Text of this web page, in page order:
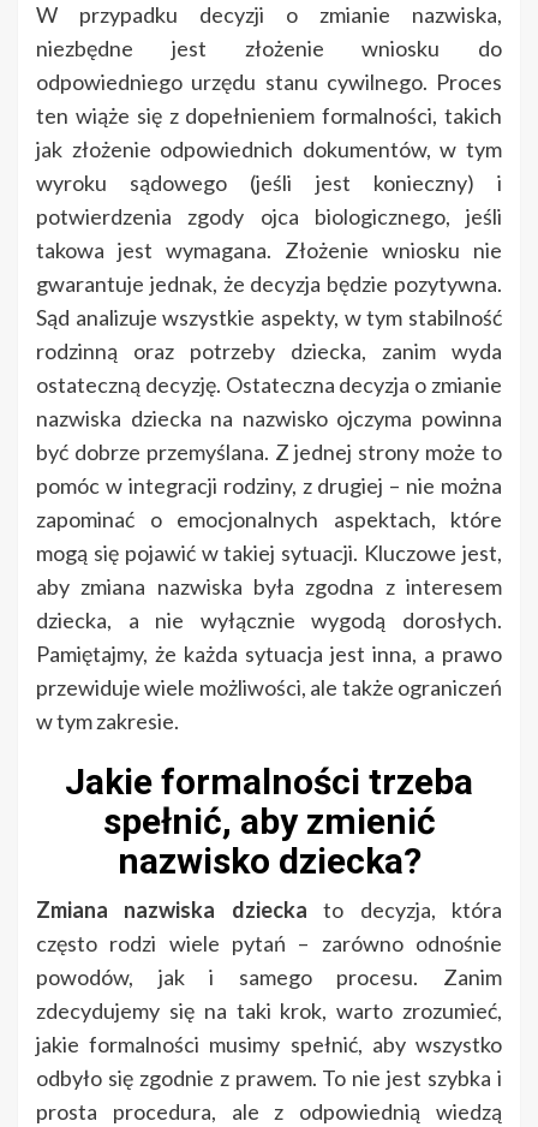
W przypadku decyzji o zmianie nazwiska,
niezbędne jest złożenie wniosku do
odpowiedniego urzędu stanu cywilnego. Proces
ten wiąże się z dopełnieniem formalności, takich
jak złożenie odpowiednich dokumentów, w tym
wyroku sądowego (jeśli jest konieczny) i
potwierdzenia zgody ojca biologicznego, jeśli
takowa jest wymagana. Złożenie wniosku nie
gwarantuje jednak, że decyzja będzie pozytywna.
Sąd analizuje wszystkie aspekty, w tym stabilność
rodzinną oraz potrzeby dziecka, zanim wyda
ostateczną decyzję. Ostateczna decyzja o zmianie
nazwiska dziecka na nazwisko ojczyma powinna
być dobrze przemyślana. Z jednej strony może to
pomóc w integracji rodziny, z drugiej – nie można
zapominać o emocjonalnych aspektach, które
mogą się pojawić w takiej sytuacji. Kluczowe jest,
aby zmiana nazwiska była zgodna z interesem
dziecka, a nie wyłącznie wygodą dorosłych.
Pamiętajmy, że każda sytuacja jest inna, a prawo
przewiduje wiele możliwości, ale także ograniczeń
w tym zakresie.
Jakie formalności trzeba
spełnić, aby zmienić
nazwisko dziecka?
Zmiana nazwiska dziecka to decyzja, która
często rodzi wiele pytań – zarówno odnośnie
powodów, jak i samego procesu. Zanim
zdecydujemy się na taki krok, warto zrozumieć,
jakie formalności musimy spełnić, aby wszystko
odbyło się zgodnie z prawem. To nie jest szybka i
prosta procedura, ale z odpowiednią wiedzą